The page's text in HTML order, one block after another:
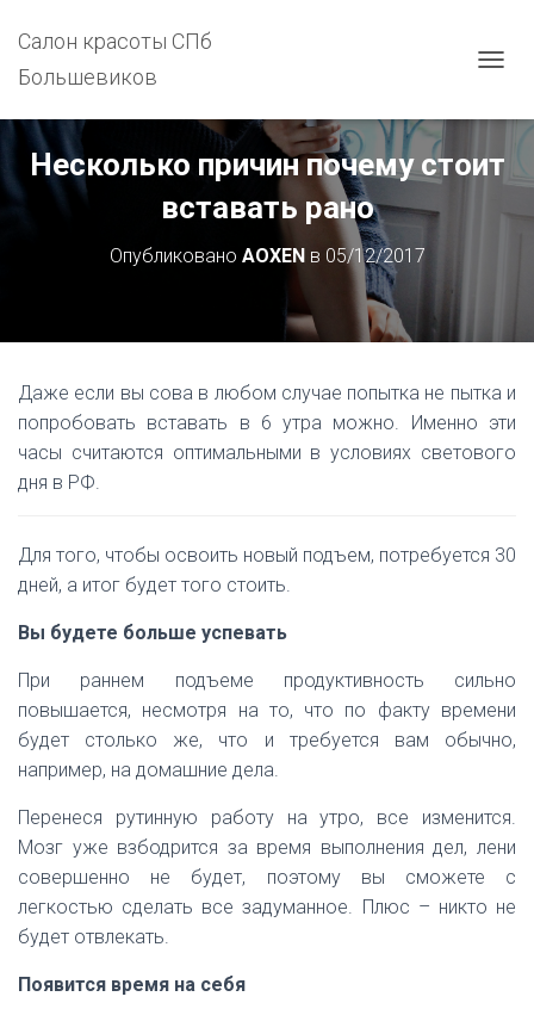
Салон красоты СПб
Большевиков
Р
И
Г
Ц
Несколько причин почему стоит
вставать рано
Опубликовано AOXENв 05/12/2017
Даже если вы сова в любом случае попытка не пытка и
попробовать вставать в 6 утра можно. Именно эти
часы считаются оптимальными в условиях светового
дня в РФ.
Для того, чтобы освоить новый подъем, потребуется 30
дней, а итог будет того стоить.
Вы будете больше успевать
При раннем подъеме продуктивность сильно
повышается, несмотря на то, что по факту времени
будет столько же, что и требуется вам обычно,
например, на домашние дела.
Перенеся рутинную работу на утро, все изменится.
Мозг уже взбодрится за время выполнения дел, лени
совершенно не будет, поэтому вы сможете с
легкостью сделать все задуманное. Плюс – никто не
будет отвлекать.
Появится время на себя